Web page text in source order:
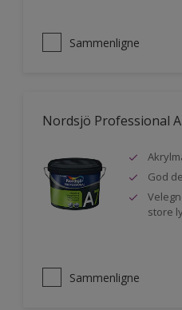
Sammenligne
Nordsjö Professional
God
store
Sammenligne